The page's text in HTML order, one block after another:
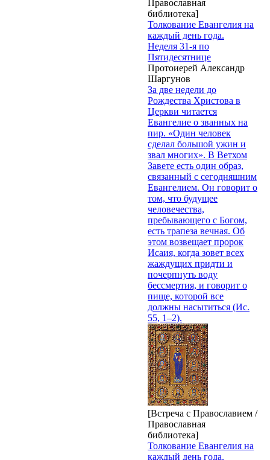
Православная
библиотека]
Толкование Евангелия на
каждый день года.
Неделя 31-я по
Пятидесятнице
Протоиерей Александр
Шаргунов
За две недели до
Рождества Христова в
Церкви читается
Евангелие о званных на
пир. «Один человек
сделал большой ужин и
звал многих». В Ветхом
Завете есть один образ,
связанный с сегодняшним
Евангелием. Он говорит о
том, что будущее
человечества,
пребывающего с Богом,
есть трапеза вечная. Об
этом возвещает пророк
Исаия, когда зовет всех
жаждущих придти и
почерпнуть воду
бессмертия, и говорит о
пище, которой все
должны насытиться (Ис.
55, 1–2).
[Встреча с Православием /
Православная
библиотека]
Толкование Евангелия на
каждый день года.